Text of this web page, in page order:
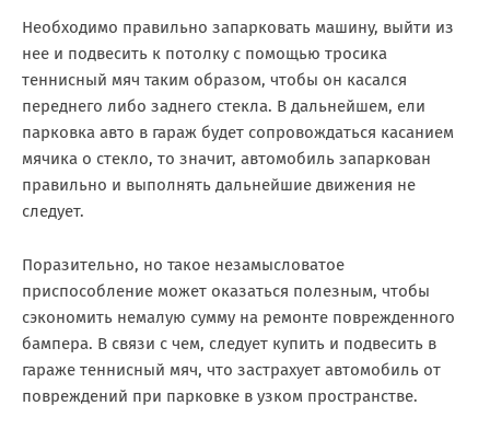
Необходимо правильно запарковать машину, выйти из
нее и подвесить к потолку с помощью тросика
теннисный мяч таким образом, чтобы он касался
переднего либо заднего стекла. В дальнейшем, ели
парковка авто в гараж будет сопровождаться касанием
мячика о стекло, то значит, автомобиль запаркован
правильно и выполнять дальнейшие движения не
следует.
Поразительно, но такое незамысловатое
приспособление может оказаться полезным, чтобы
сэкономить немалую сумму на ремонте поврежденного
бампера. В связи с чем, следует купить и подвесить в
гараже теннисный мяч, что застрахует автомобиль от
повреждений при парковке в узком пространстве.